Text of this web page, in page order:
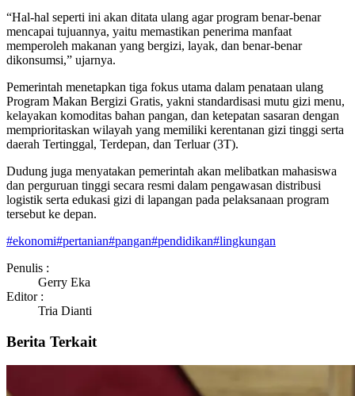
“Hal-hal seperti ini akan ditata ulang agar program benar-benar
mencapai tujuannya, yaitu memastikan penerima manfaat
memperoleh makanan yang bergizi, layak, dan benar-benar
dikonsumsi,” ujarnya.
Pemerintah menetapkan tiga fokus utama dalam penataan ulang
Program Makan Bergizi Gratis, yakni standardisasi mutu gizi menu,
kelayakan komoditas bahan pangan, dan ketepatan sasaran dengan
memprioritaskan wilayah yang memiliki kerentanan gizi tinggi serta
daerah Tertinggal, Terdepan, dan Terluar (3T).
Dudung juga menyatakan pemerintah akan melibatkan mahasiswa
dan perguruan tinggi secara resmi dalam pengawasan distribusi
logistik serta edukasi gizi di lapangan pada pelaksanaan program
tersebut ke depan.
#ekonomi#pertanian#pangan#pendidikan#lingkungan
Penulis :
Gerry Eka
Editor :
Tria Dianti
Berita Terkait